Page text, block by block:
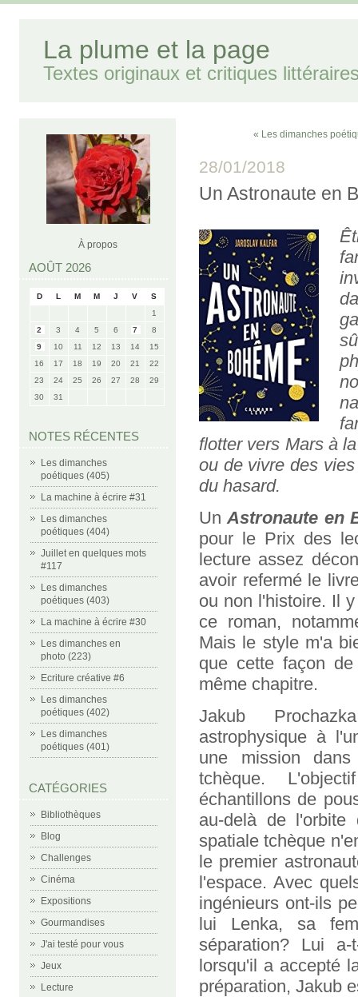
La plume et la page
Textes originaux et critiques
À propos
AOÛT 2026
D L M M J V
S
1
2
3 4 5 6 7
8
9
10 11 12 13 14
15
16
17 18 19 20 21
22
23
24 25 26 27 28
29
30
31
NOTES RÉCENTES
Les dimanches
poétiques (405)
La machine à écrire #31
Les dimanches
poétiques (404)
Juillet en quelques mots
#117
Les dimanches
poétiques (403)
La machine à écrire #30
Les dimanches en
photo (223)
Ecriture créative #6
Les dimanches
poétiques (402)
Les dimanches
poétiques (401)
CATÉGORIES
Bibliothèques
Blog
Challenges
Cinéma
Expositions
Gourmandises
J'ai testé pour vous
Jeux
Lecture
« Les dimanches
28/01/2018
Un Astronaute en
flotter vers Mars à
ou de vivre des
du hasard.
UnAstronaute en
pour le Prix des
lecture assez
avoir refermé le
ou non l'histoire. Il
ce roman,
Mais le style m'a
que cette façon
même chapitre.
Jakub
astrophysique à
une mission
tchèque.
échantillons de
au-delà de l'orbite
spatiale tchèque
le premier
l'espace. Avec
ingénieurs ont-ils
lui Lenka, sa
séparation? Lui
lorsqu'il a accepté
préparation, Jakub